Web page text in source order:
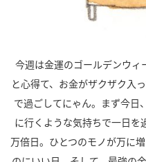
今週は金運のゴールデンウィ
と心得て、お金がザクザク入
で過ごしてにゃん。まず今日
に行くような気持ちで一日を
万倍日。ひとつのモノが万に